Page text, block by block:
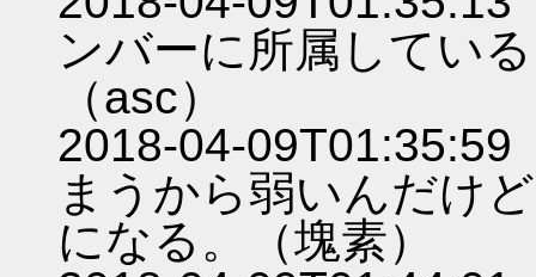
ンバーに所属してい
（asc）
2018-04-
まうから弱いんだけ
になる。（塊素）